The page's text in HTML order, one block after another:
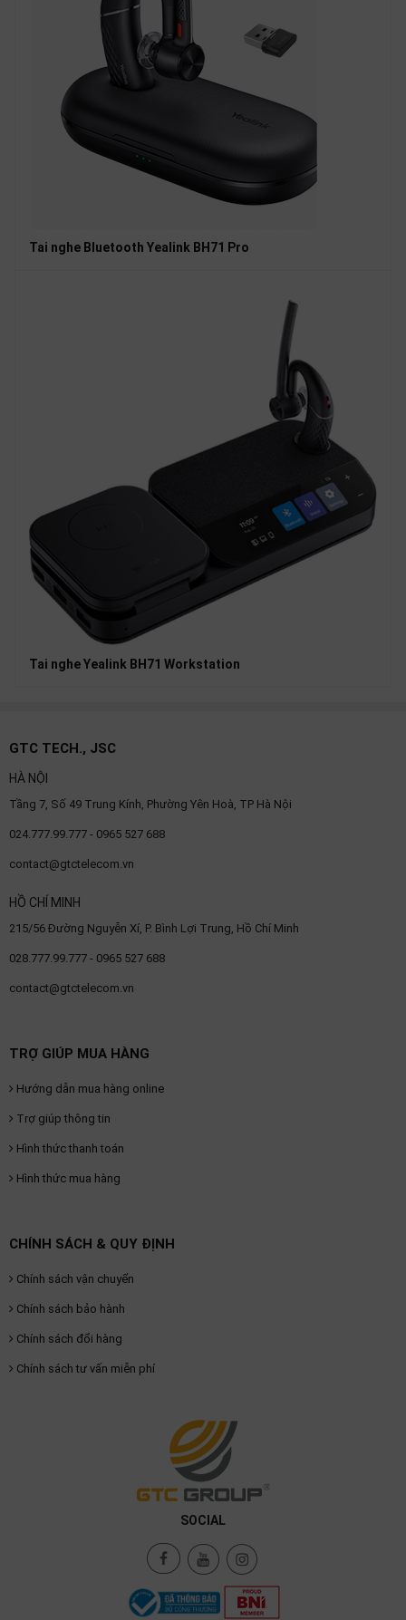
Tai nghe Bluetooth Yealink BH71 Pro
Tai nghe Yealink BH71 Workstation
GTC TECH., JSC
HÀ NỘI
Tầng 7, Số 49 Trung Kính, Phường Yên Hoà, TP Hà Nội
024.777.99.777 - 0965 527 688
contact@gtctelecom.vn
HỒ CHÍ MINH
215/56 Đường Nguyễn Xí, P. Bình Lợi Trung, Hồ Chí Minh
028.777.99.777 - 0965 527 688
contact@gtctelecom.vn
TRỢ GIÚP MUA HÀNG
Hướng dẫn mua hàng online
Trợ giúp thông tin
Hình thức thanh toán
Hình thức mua hàng
CHÍNH SÁCH & QUY ĐỊNH
Chính sách vận chuyển
Chính sách bảo hành
Chính sách đổi hàng
Chính sách tư vấn miễn phí
SOCIAL